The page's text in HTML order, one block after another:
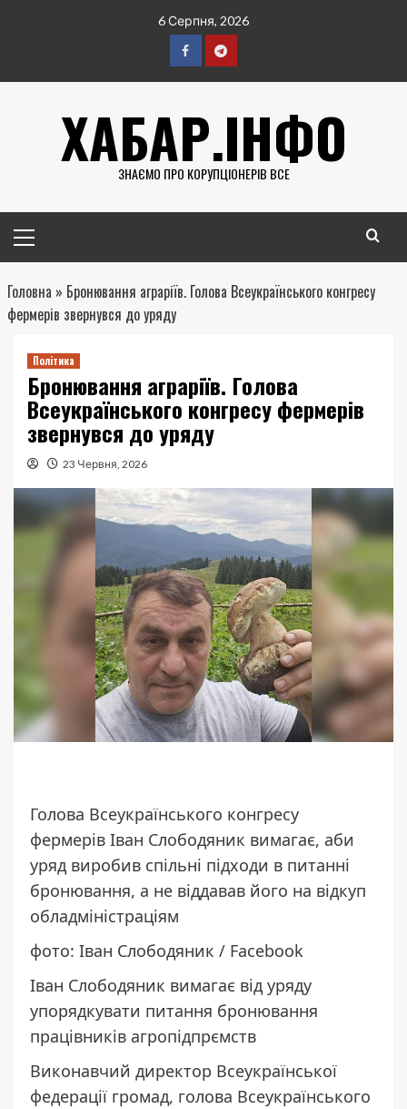
6 Серпня, 2026
FacebookTelegram
ХАБАР.ІНФО
ЗНАЄМО ПРО КОРУПЦІОНЕРІВ ВСЕ
меню
Головна » Бронювання аграріїв. Голова Всеукраїнського конгресу
фермерів звернувся до уряду
Політика
Бронювання аграріїв. Голова
Всеукраїнського конгресу фермерів
звернувся до уряду
23 Червня, 2026
Голова Всеукраїнського конгресу
фермерів Іван Слободяник вимагає, аби
уряд виробив спільні підходи в питанні
бронювання, а не віддавав його на відкуп
обладміністраціям
фото: Іван Слободяник / Facebook
Іван Слободяник вимагає від уряду
упорядкувати питання бронювання
працівників агропідпрємств
Виконавчий директор Всеукраїнської
федерації громад, голова Всеукраїнського